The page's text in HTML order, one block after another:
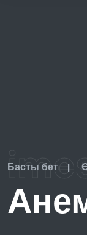
Басты бет |